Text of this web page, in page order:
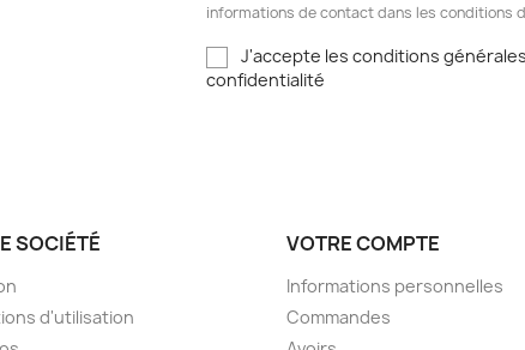
informations de contact dans les conditions
J'accepte les conditions
confidentialité
SOCIÉTÉ
d'utilisation
VOTRE COMPTE
Informations personnelles
Commandes